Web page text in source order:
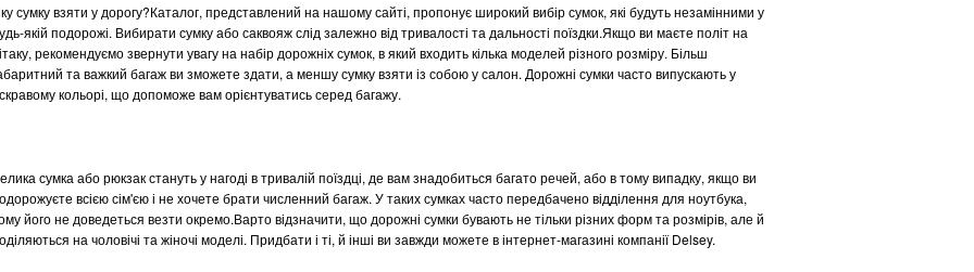
сумку взяти у дорогу?Каталог, представлений на нашому сайті, пропонує широкий вибір сумок, які будуть незамінними у
якій подорожі. Вибирати сумку або саквояж слід залежно від тривалості та дальності поїздки.Якщо ви маєте політ на
рекомендуємо звернути увагу на набір дорожніх сумок, в який входить кілька моделей різного розміру. Більш
та важкий багаж ви зможете здати, а меншу сумку взяти із собою у салон. Дорожні сумки часто випускають у
кольорі, що допоможе вам орієнтуватись серед багажу.
сумка або рюкзак стануть у нагоді в тривалій поїздці, де вам знадобиться багато речей, або в тому випадку, якщо ви
всією сім'єю і не хочете брати численний багаж. У таких сумках часто передбачено відділення для ноутбука,
його не доведеться везти окремо.Варто відзначити, що дорожні сумки бувають не тільки різних форм та розмірів, але й
на чоловічі та жіночі моделі. Придбати і ті, й інші ви завжди можете в інтернет-магазині компанії Delsey.